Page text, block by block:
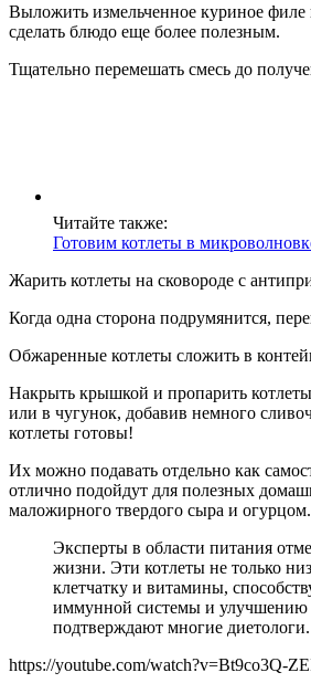
Выложить измельченное куриное
сделать блюдо еще более полезным.
Тщательно перемешать смесь до
Читайте также:
Готовим котлеты в
Жарить котлеты на сковороде с
Когда одна сторона подрумянится,
Обжаренные котлеты сложить в
Накрыть крышкой и пропарить
или в чугунок, добавив немного
котлеты готовы!
Их можно подавать отдельно как
отлично подойдут для полезных
маложирного твердого сыра и
Эксперты в области питания
жизни. Эти котлеты не только
клетчатку и витамины,
иммунной системы и улучшению
подтверждают многие диетологи.
https://youtube.com/watch?v=Bt9co3Q-